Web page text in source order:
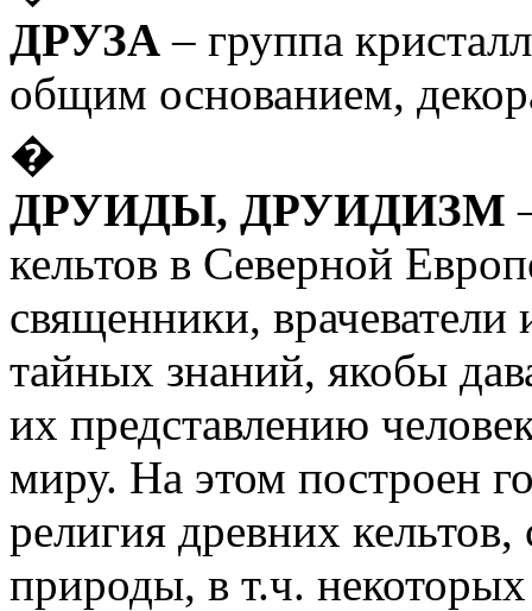
ДРУЗА – группа
общим основанием,
�
ДРУИДЫ, ДРУИДИЗМ
кельтов в Северной
священники,
тайных знаний, якобы
их представлению
миру. На этом построен
религия древних
природы, в т.ч.